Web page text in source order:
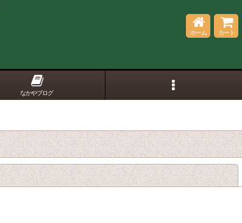
ホーム カート
なかやブログ
閉じる